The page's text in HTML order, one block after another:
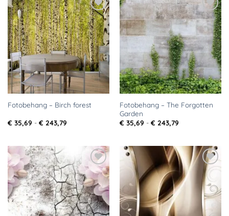
Toevoegen
aan
verlanglijst
Fotobehang – Birch forest
€ 35,69 - € 243,79Prijsklasse:
Toevoegen
aan
verlanglijst
Fotobehang – The Forgotten
Garden
€ 35,69 - € 243,79Prijsklasse:
Toevoegen
aan
verlanglijst
Toevoegen
aan
verlanglijst